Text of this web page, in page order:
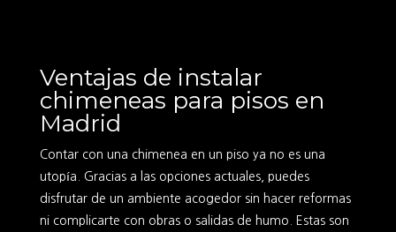
Ventajas de instalar
chimeneas para pisos en
Madrid
Contar con una chimenea en un piso ya no es una
utopía. Gracias a las opciones actuales, puedes
disfrutar de un ambiente acogedor sin hacer reformas
ni complicarte con obras o salidas de humo. Estas son